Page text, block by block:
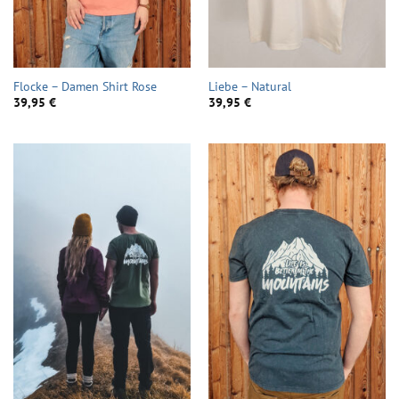
Flocke – Damen Shirt Rose
39,95 €
Liebe – Natural
39,95 €